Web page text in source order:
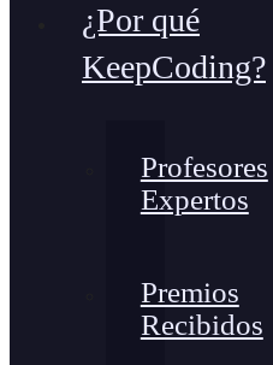
¿Por qué
KeepCoding?
Profesores
Expertos
Premios
Recibidos